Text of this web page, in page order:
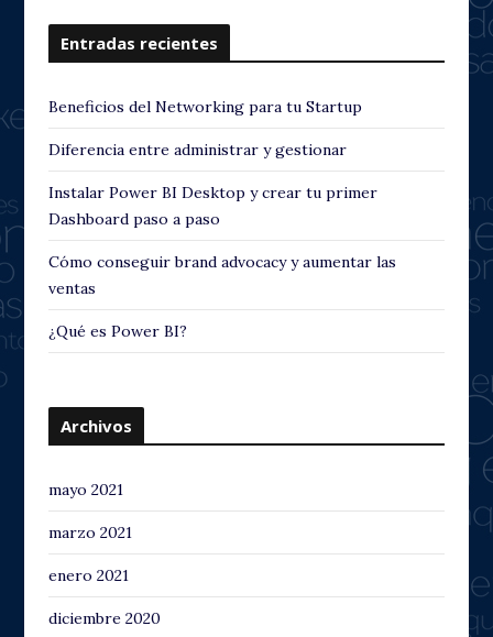
u
Entradas recientes
Beneficios del Networking para tu Startup
Diferencia entre administrar y gestionar
Instalar Power BI Desktop y crear tu primer
Dashboard paso a paso
Cómo conseguir brand advocacy y aumentar las
ventas
¿Qué es Power BI?
Archivos
mayo 2021
marzo 2021
enero 2021
diciembre 2020